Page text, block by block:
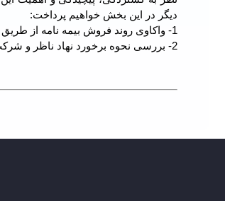
دیگر در این بخش خواهیم پرداخت:
1- واکاوی روند فروش بیمه نامه از طریق استارتاپها و بررسی ریسک توسط آنها
2- بررسی نحوه برخورد نهاد ناظر و شرکت‌های بیمه با شبکه فروش و استارت آپ‌ها (منبع:عصرارتباط)